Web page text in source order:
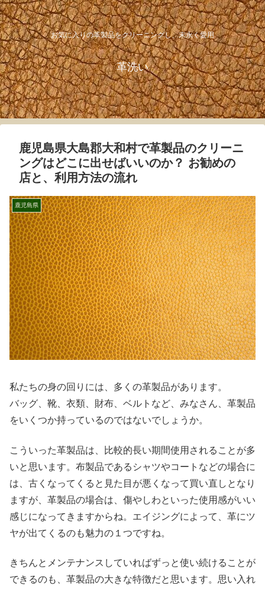
お気に入りの革製品をクリーニングし、末永く愛用
革洗い
鹿児島県大島郡大和村で革製品のクリーニ
ングはどこに出せばいいのか？ お勧めの
店と、利用方法の流れ
鹿児島県
私たちの身の回りには、多くの革製品があります。
バッグ、靴、衣類、財布、ベルトなど、みなさん、革製品
をいくつか持っているのではないでしょうか。
こういった革製品は、比較的長い期間使用されることが多
いと思います。布製品であるシャツやコートなどの場合に
は、古くなってくると見た目が悪くなって買い直しとなり
ますが、革製品の場合は、傷やしわといった使用感がいい
感じになってきますからね。エイジングによって、革にツ
ヤが出てくるのも魅力の１つですね。
きちんとメンテナンスしていればずっと使い続けることが
できるのも、革製品の大きな特徴だと思います。思い入れ